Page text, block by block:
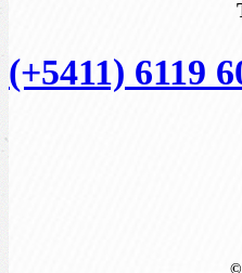
(+5411) 6119
©